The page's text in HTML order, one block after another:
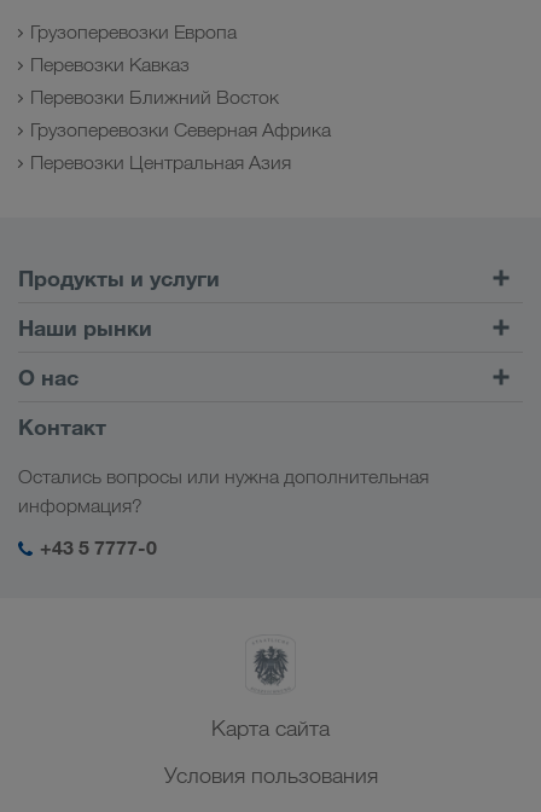
Грузоперевозки Европа
Перевозки Кавказ
Перевозки Ближний Восток
Грузоперевозки Северная Африка
Перевозки Центральная Азия
Продукты и услуги
Автомобильные перевозки
Клиентский портал CONNECT
Цифровые решения
Мой вход в систему LKW WALTER
Наши рынки
Европа
Кавказ
Центральная Азия
Ближний Восток
Северная Африка
О нас
Информация о компании
Социальная ответственность
Контакт
Остались вопросы или нужна дополнительная
информация?
+43 5 7777-0
Карта сайта
Условия пользования